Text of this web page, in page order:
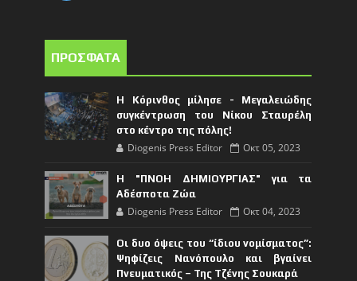
ΠΡΟΣΦΑΤΑ
Η Κόρινθος μίλησε - Μεγαλειώδης
συγκέντρωση του Νίκου Σταυρέλη
στο κέντρο της πόλης!
Diogenis Press Editor Οκτ 05, 2023
Η "ΠΝΟΗ ΔΗΜΙΟΥΡΓΙΑΣ" για τα
Αδέσποτα Ζώα
Diogenis Press Editor Οκτ 04, 2023
Οι δυο όψεις του “ίδιου νομίσματος”:
Ψηφίζεις Νανόπουλο και βγαίνει
Πνευματικός – Της Τζένης Σουκαρά